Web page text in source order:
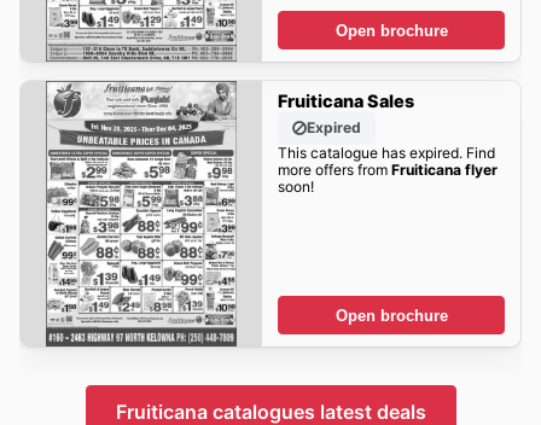
Open brochure
Fruiticana Sales
Expired
This catalogue has expired. Find
more offers from Fruiticana flyer
soon!
Open brochure
Fruiticana catalogues latest deals